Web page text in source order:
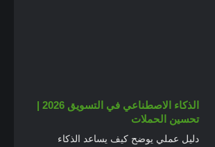
الذكاء الاصطناعي في التسويق 2026 |
تحسين الحملات
دليل عملي يوضح كيف يساعد الذكاء